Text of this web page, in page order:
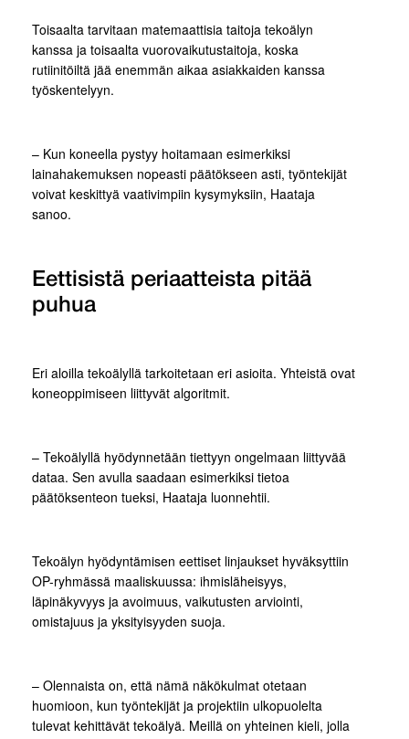
Toisaalta tarvitaan matemaattisia taitoja tekoälyn
kanssa ja toisaalta vuorovaikutustaitoja, koska
rutiinitöiltä jää enemmän aikaa asiakkaiden kanssa
työskentelyyn.
– Kun koneella pystyy hoitamaan esimerkiksi
lainahakemuksen nopeasti päätökseen asti, työntekijät
voivat keskittyä vaativimpiin kysymyksiin, Haataja
sanoo.
Eettisistä periaatteista pitää
puhua
Eri aloilla tekoälyllä tarkoitetaan eri asioita. Yhteistä ovat
koneoppimiseen liittyvät algoritmit.
– Tekoälyllä hyödynnetään tiettyyn ongelmaan liittyvää
dataa. Sen avulla saadaan esimerkiksi tietoa
päätöksenteon tueksi, Haataja luonnehtii.
Tekoälyn hyödyntämisen eettiset linjaukset hyväksyttiin
OP-ryhmässä maaliskuussa: ihmisläheisyys,
läpinäkyvyys ja avoimuus, vaikutusten arviointi,
omistajuus ja yksityisyyden suoja.
– Olennaista on, että nämä näkökulmat otetaan
huomioon, kun työntekijät ja projektiin ulkopuolelta
tulevat kehittävät tekoälyä. Meillä on yhteinen kieli, jolla